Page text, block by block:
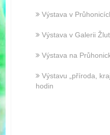
Výstava v
Výstava v Galerii
Výstava na
Výstavu „příroda,
hodin